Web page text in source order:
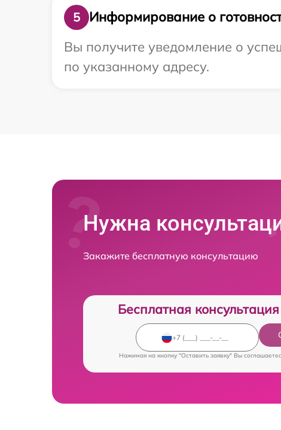
5
Информирование о
Вы получите уведомление о
по указанному адресу.
Нужна
Закажите бесплатную консультацию
Бесплатная
Нажимая на кнопку "Оставить заявку" Вы